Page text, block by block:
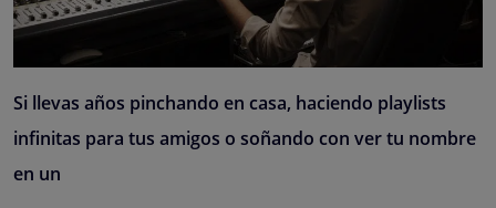
Si llevas años pinchando en casa, haciendo playlists
infinitas para tus amigos o soñando con ver tu nombre
en un